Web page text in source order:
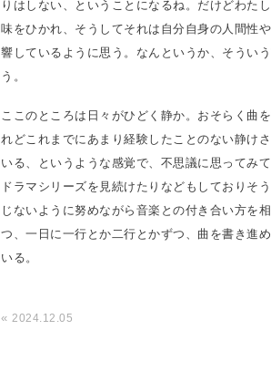
りはしない、ということになるね。だけどわた
味をひかれ、そうしてそれは自分自身の人間性
響しているように思う。なんというか、そうい
う。
ここのところは日々がひどく静か。おそらく曲
れどこれまでにあまり経験したことのない静け
いる、というような感覚で、不思議に思ってみ
ドラマシリーズを見続けたりなどもしておりそ
じないように努めながら音楽との付き合い方を
つ、一日に一行とか二行とかずつ、曲を書き進
いる。
« 2024.12.05